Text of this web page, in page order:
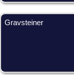
Gravsteiner